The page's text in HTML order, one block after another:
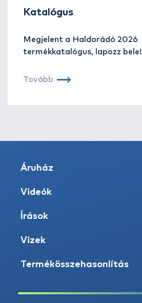
Katalógus
Megjelent a Haldorádó 2026
termékkatalógus, lapozz bele!
Tovább
Áruház
Videók
Írások
Vizek
Termékösszehasonlítás